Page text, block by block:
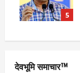
5
देवभूमि समाचार™